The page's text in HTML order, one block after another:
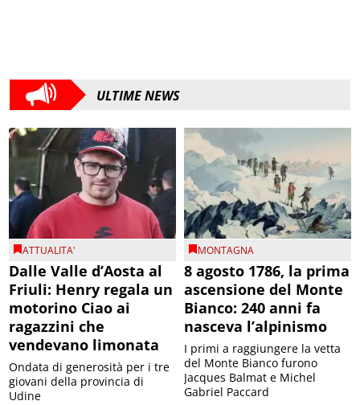
ULTIME NEWS
ATTUALITA'
Dalle Valle d’Aosta al
Friuli: Henry regala un
motorino Ciao ai
ragazzini che
vendevano limonata
Ondata di generosità per i tre
giovani della provincia di
Udine
MONTAGNA
8 agosto 1786, la prima
ascensione del Monte
Bianco: 240 anni fa
nasceva l’alpinismo
I primi a raggiungere la vetta
del Monte Bianco furono
Jacques Balmat e Michel
Gabriel Paccard